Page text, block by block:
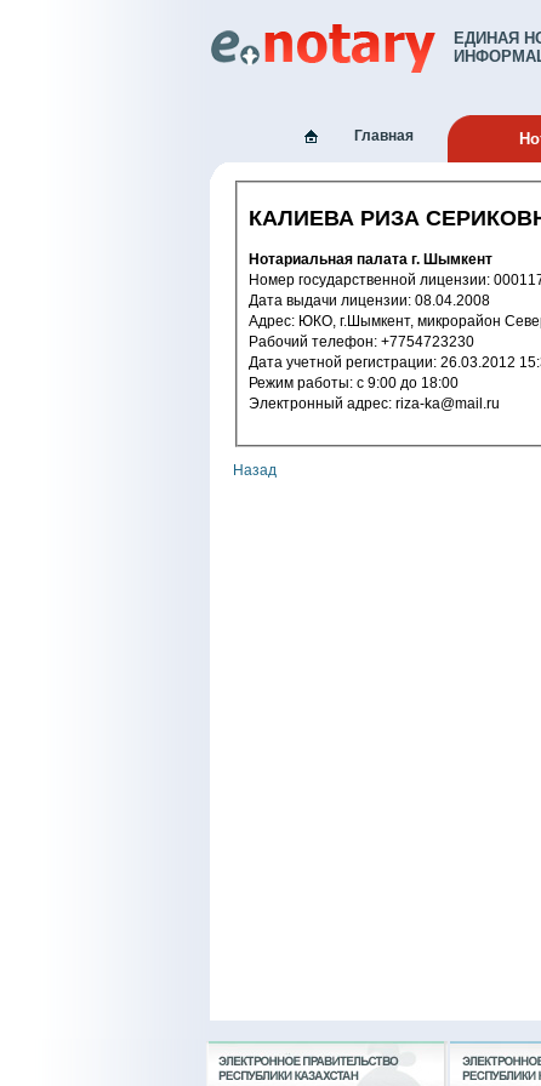
ЕДИНАЯ
Главная
КАЛИЕВА РИЗА
Нотариальная палата г. Шымкент
Номер государственной
Дата выдачи лицензии: 08.04.2008
Адрес: ЮКО, г.Шымкент, микрорайон
Рабочий телефон: +7754723230
Дата учетной регистрации:
Режим работы: с 9:00 до 18:00
Электронный адрес: riza-ka@mail.ru
Назад